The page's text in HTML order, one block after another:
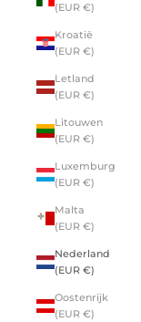
(EUR €)
Kroatië
(EUR €)
Letland
(EUR €)
Litouwen
(EUR €)
Luxemburg
(EUR €)
Malta
(EUR €)
Nederland
(EUR €)
Oostenrijk
(EUR €)